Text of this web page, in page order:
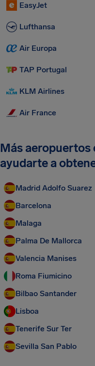
EasyJet
Lufthansa
Air Europa
TAP Portugal
KLM Airlines
Air France
Más aeropuertos
ayudarte a
Madrid Adolfo Suarez
Barcelona
Malaga
Palma De Mallorca
Valencia Manises
Roma Fiumicino
Bilbao Santander
Lisboa
Tenerife Sur Ter
Sevilla San Pablo